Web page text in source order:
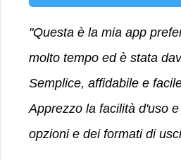
"Questa è la mia app
molto tempo ed è stata
Semplice, affidabile e
Apprezzo la facilità d'uso
opzioni e dei formati di